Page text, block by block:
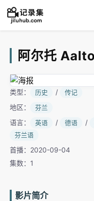
阿尔托 Aalto
类型： 历史 / 传记
地区： 芬兰
语言： 英语 / 德语 /
芬兰语
首播：2020-09-04
集数：1
影片简介